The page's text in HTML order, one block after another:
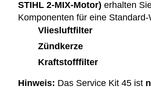
STIHL 2-MIX-Motor) erhalten
Komponenten für eine Standard-
Vliesluftfilter
Zündkerze
Kraftstofffilter
Hinweis: Das Service Kit 45 ist